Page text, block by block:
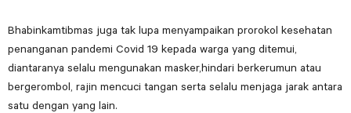
Bhabinkamtibmas juga tak lupa menyampaikan prorokol kesehatan
penanganan pandemi Covid 19 kepada warga yang ditemui,
diantaranya selalu mengunakan masker,hindari berkerumun atau
bergerombol, rajin mencuci tangan serta selalu menjaga jarak antara
satu dengan yang lain.